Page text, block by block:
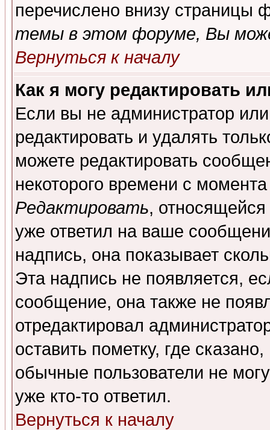
перечислено внизу страницы
темы в этом форуме, Вы
Вернуться к началу
Как я могу редактировать
Если вы не администратор
редактировать и удалять
можете редактировать
некоторого времени с
Редактировать,
уже ответил на ваше
надпись, она показывает
Эта надпись не появляется,
сообщение, она также не
отредактировал
оставить пометку, где
обычные пользователи не
уже кто-то ответил.
Вернуться к началу